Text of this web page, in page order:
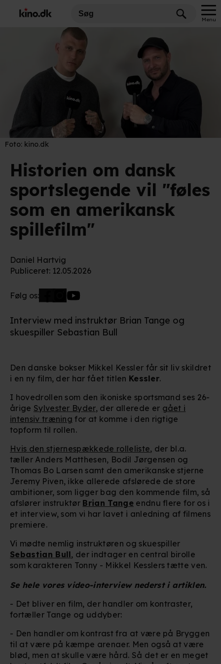
Menu
Foto: kino.dk
Historien om dansk
sportslegende vil "føles
som en amerikansk
spillefilm"
Daniel Hartvig
Publiceret: 12.05.2026
Følg os:
Interview med instruktør Brian Tange og
skuespiller Sebastian Bull
Den danske bokser Mikkel Kessler får sit liv skildret
i en ny film, der har fået titlen Kessler.
I hovedrollen som den ikoniske sportsmand ses 26-
årige Sylvester Byder, der allerede er gået i
intensiv træning for at komme i den rigtige
topform til rollen.
Hvis den stjernespækkede rolleliste, der bl.a.
tæller Anders Matthesen, Bodil Jørgensen og
Thomas Bo Larsen samt den amerikanske stjerne
Jeremy Piven, ikke allerede afslørede de store
ambitioner, som ligger bag den kommende film, så
afslører instruktør Brian Tangeendnu flere for os i
et interview, som vi har lavet i anledning af filmens
premiere.
Vi mødte nemlig instruktøren og skuespiller
Sebastian Bull, der indtager en central birolle
som karakteren Tonny - Mikkel Kesslers tætte ven.
Se hele vores video-interview nederst i artiklen.
- Det bliver en film, der handler om kontraster,
fortæller Tange og uddyber:
- Den handler om kontrast fra at være på Bryggen
til at være på kæmpe arenaer. Men også at være
blød, men at skulle være hård. Så det er en meget